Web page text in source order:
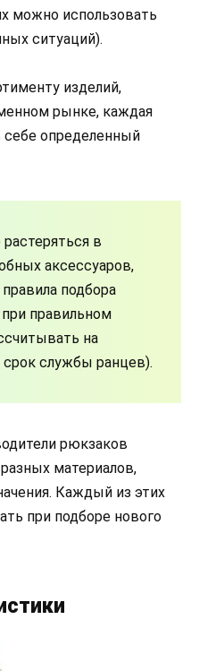
можно использовать
ситуаций).
изделий,
рынке, каждая
определенный
в
аксессуаров,
подбора
правильном
на
службы ранцев).
рюкзаков
материалов,
Каждый из этих
при подборе нового